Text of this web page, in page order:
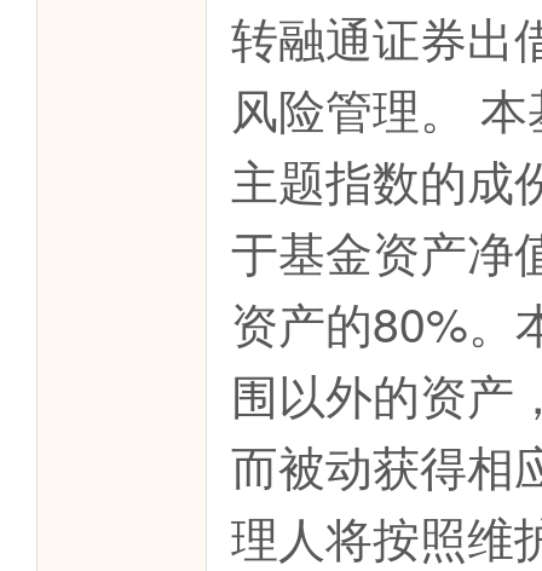
转融通证券出
风险管理。
主题指数的成
于基金资产净
资产的80%。
围以外的资产
而被动获得相
理人将按照维